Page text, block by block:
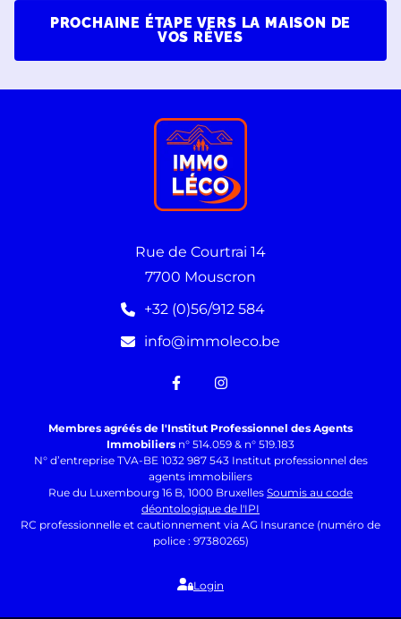
PROCHAINE ÉTAPE VERS LA MAISON DE
VOS RÊVES
Rue de Courtrai 14
7700 Mouscron
+32 (0)56/912 584
info@immoleco.be
Membres agréés de l'Institut Professionnel des Agents
Immobiliers n° 514.059 & n° 519.183
N° d’entreprise TVA-BE 1032 987 543 Institut professionnel des
agents immobiliers
Rue du Luxembourg 16 B, 1000 Bruxelles Soumis au code
déontologique de l'IPI
RC professionnelle et cautionnement via AG Insurance (numéro de
police : 97380265)
Login